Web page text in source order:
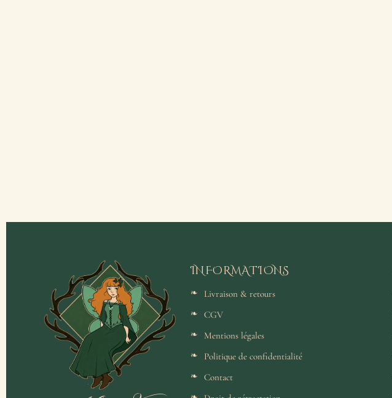
INFORMATIONS
Livraison & retours
CGV
Mentions légales
Politique de confidentialité
Contact